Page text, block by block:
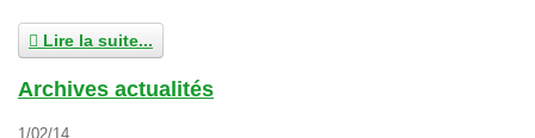
Lire la suite...
Archives actualités
1/02/14